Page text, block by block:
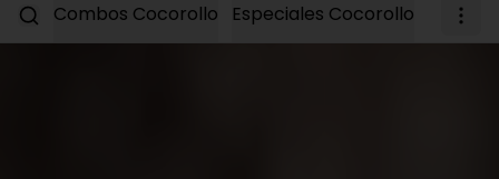
Combos Cocorollo Especiales Cocorollo